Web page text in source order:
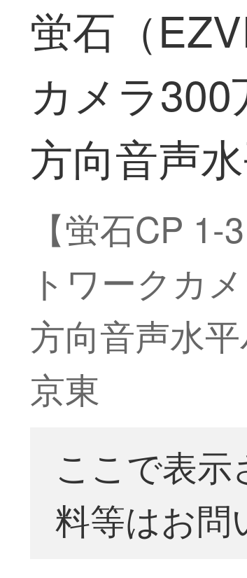
蛍石（
カメラ
方向音声
【蛍石CP
トワークカ
方向音声水
京東
ここで表
料等はお問